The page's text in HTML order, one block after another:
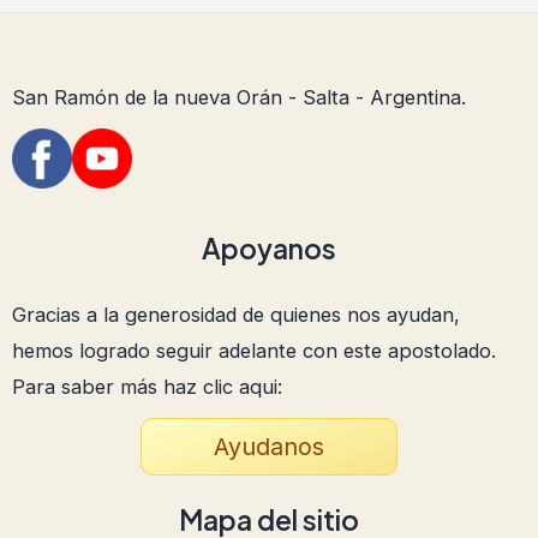
San Ramón de la nueva Orán - Salta - Argentina.
Apoyanos
Gracias a la generosidad de quienes nos ayudan,
hemos logrado seguir adelante con este apostolado.
Para saber más haz clic aqui:
Ayudanos
Mapa del sitio